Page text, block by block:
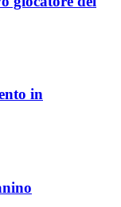
in